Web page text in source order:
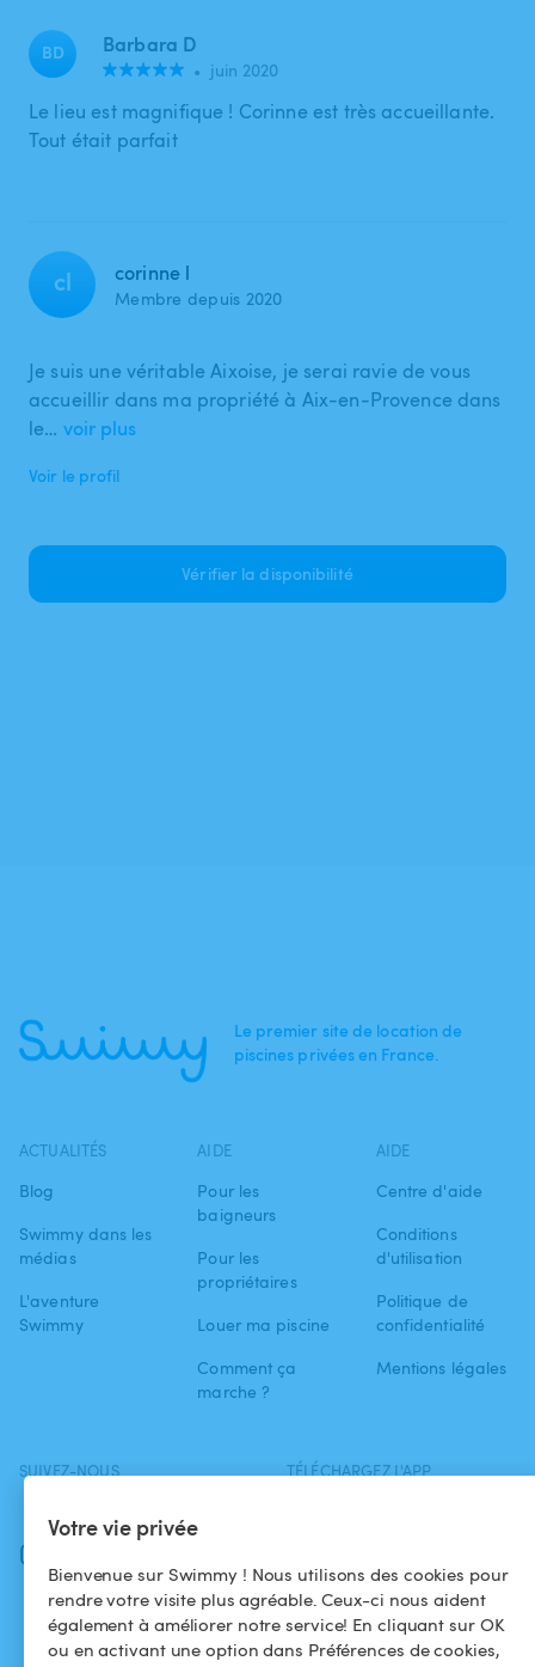
Votre vie privée
Bienvenue sur Swimmy ! Nous utilisons des cookies pour
rendre votre visite plus agréable. Ceux-ci nous aident
également à améliorer notre service! En cliquant sur OK
ou en activant une option dans Préférences de cookies,
BD Barbara D
• juin 2020
Le lieu est magnifique ! Corinne est très accueillante.
Tout était parfait
cl corinne l
Membre depuis 2020
Je suis une véritable Aixoise, je serai ravie de vous
accueillir dans ma propriété à Aix-en-Provence dans
le… voir plus
Voir le profil
Vérifier la disponibilité
Le premier site de location de
piscines privées en France.
ACTUALITÉS
Blog
Swimmy dans les
médias
L'aventure
Swimmy
AIDE
Pour les
baigneurs
Pour les
propriétaires
Louer ma piscine
Comment ça
marche ?
AIDE
Centre d'aide
Conditions
d'utilisation
Politique de
confidentialité
Mentions légales
SUIVEZ-NOUS TÉLÉCHARGEZ L'APP